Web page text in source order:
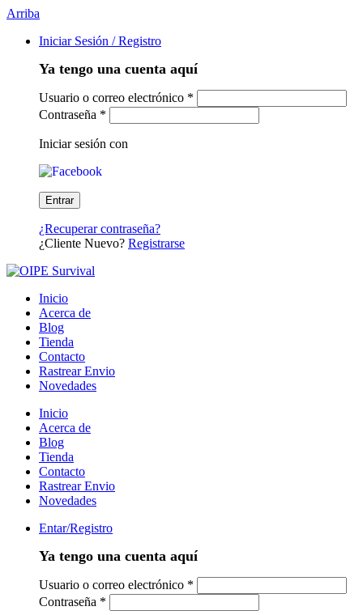
Arriba
Iniciar Sesión / Registro
Ya tengo una cuenta aquí
Usuario o correo electrónico *
Contraseña *
Iniciar sesión con
¿Recuperar contraseña?
¿Cliente Nuevo? Registrarse
Inicio
Acerca de
Blog
Tienda
Contacto
Rastrear Envio
Novedades
Inicio
Acerca de
Blog
Tienda
Contacto
Rastrear Envio
Novedades
Entar/Registro
Ya tengo una cuenta aquí
Usuario o correo electrónico *
Contraseña *